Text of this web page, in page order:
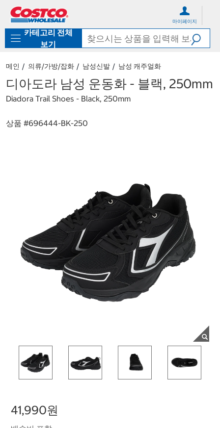
로
기
가
마이페이지
카테고리 전체
보기
메인 의류/가방/잡화 남성신발 남성 캐주얼화
디아도라 남성 운동화 - 블랙, 250mm
Diadora Trail Shoes - Black, 250mm
상품 #696444-BK-250
41,990원